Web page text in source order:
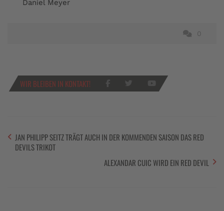
Daniel Meyer
0
WIR BLEIBEN IN KONTAKT!
JAN PHILIPP SEITZ TRÄGT AUCH IN DER KOMMENDEN SAISON DAS RED
DEVILS TRIKOT
ALEXANDAR CUIC WIRD EIN RED DEVIL